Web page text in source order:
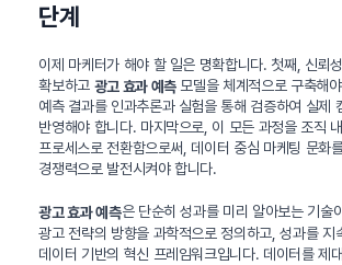
단계
이제 마케터가 해야 할 일은 명확합니다. 첫째, 신뢰
확보하고 광고 효과 예측모델을 체계적으로 구축해
예측 결과를 인과추론과 실험을 통해 검증하여 실제
반영해야 합니다. 마지막으로, 이 모든 과정을 조직
프로세스로 전환함으로써, 데이터 중심 마케팅 문화
경쟁력으로 발전시켜야 합니다.
광고 효과 예측은 단순히 성과를 미리 알아보는 기술
광고 전략의 방향을 과학적으로 정의하고, 성과를 지
데이터 기반의 혁신 프레임워크입니다. 데이터를 제